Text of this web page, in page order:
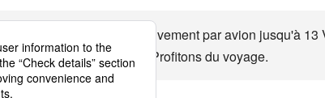
Myanmar C'est approximativement par avion jusqu'à
les moeurs, etc. Myanmar Profitons du voyage.